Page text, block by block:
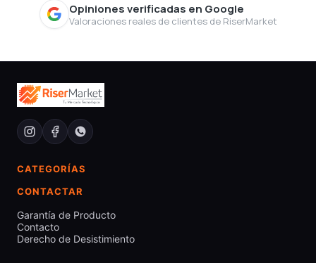
Opiniones verificadas en Google
Valoraciones reales de clientes de RiserMarket
CATEGORÍAS
CONTACTAR
Garantía de Producto
Contacto
Derecho de Desistimiento